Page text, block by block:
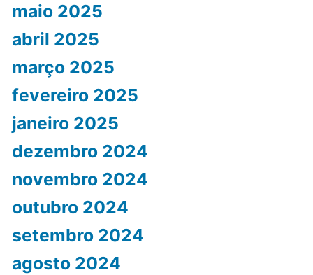
maio 2025
abril 2025
março 2025
fevereiro 2025
janeiro 2025
dezembro 2024
novembro 2024
outubro 2024
setembro 2024
agosto 2024